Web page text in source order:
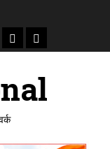
गुजरातमहाराष्ट्र